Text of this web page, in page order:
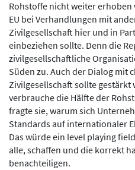
Rohstoffe nicht weiter
EU bei Verhandlungen mit
Zivilgesellschaft hier und in
einbeziehen sollte. Denn die
zivilgesellschaftliche
Süden zu. Auch der Dialog mit
Zivilgesellschaft sollte gestärkt
verbrauche die Hälfte der
fragte sie, warum sich
Standards auf internationaler
Das würde ein level playing
alle, schaffen und die korrekt
benachteiligen.